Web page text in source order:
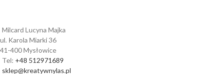
Milcard Lucyna Majka
ul. Karola Miarki 36
41-400 Mysłowice
Tel: +48 512971689
sklep@kreatywnylas.pl